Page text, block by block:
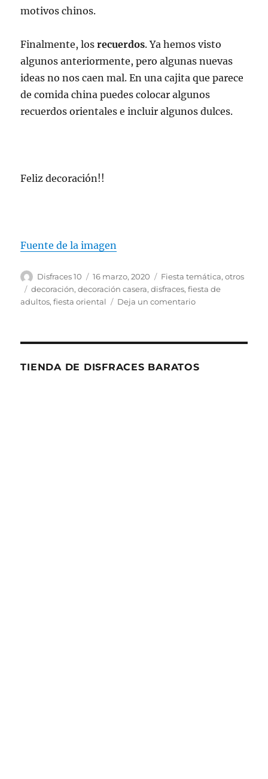
motivos chinos.
Finalmente, losrecuerdos. Ya hemos visto
algunos anteriormente, pero algunas nuevas
ideas no nos caen mal. En una cajita que parece
de comida china puedes colocar algunos
recuerdos orientales e incluir algunos dulces.
Feliz decoración!!
Fuente de la imagen
Autor
Disfraces 10
Publicado
el
16 marzo, 2020 Categorías
Fiesta temática,otros
Etiquetas
decoración,decoración casera,disfraces,fiesta de
adultos,fiesta oriental Deja un comentarioen
una
TIENDA DE DISFRACES BARATOS